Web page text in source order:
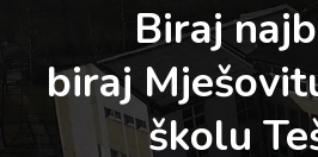
Biraj
biraj
školu